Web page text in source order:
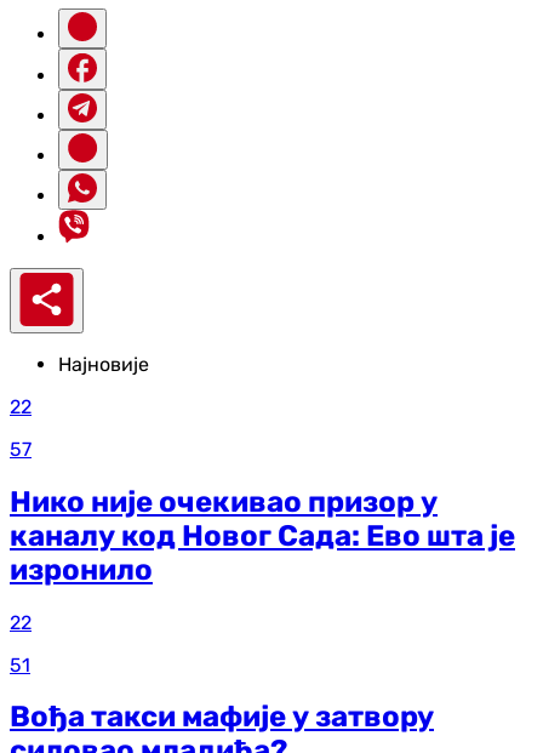
Најновије
22
57
Нико није очекивао призор у
каналу код Новог Сада: Ево шта је
изронило
22
51
Вођа такси мафије у затвору